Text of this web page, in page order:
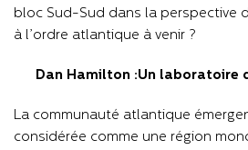
bloc Sud-Sud dans la perspective
à l’ordre atlantique à venir ?
Dan Hamilton :Un laboratoire
La communauté atlantique
considérée comme une région